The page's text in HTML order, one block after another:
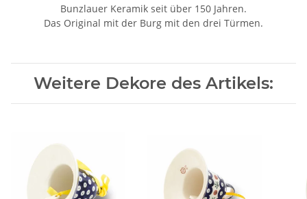
Bunzlauer Keramik seit über 150 Jahren.
Das Original mit der Burg mit den drei Türmen.
Weitere Dekore des Artikels: